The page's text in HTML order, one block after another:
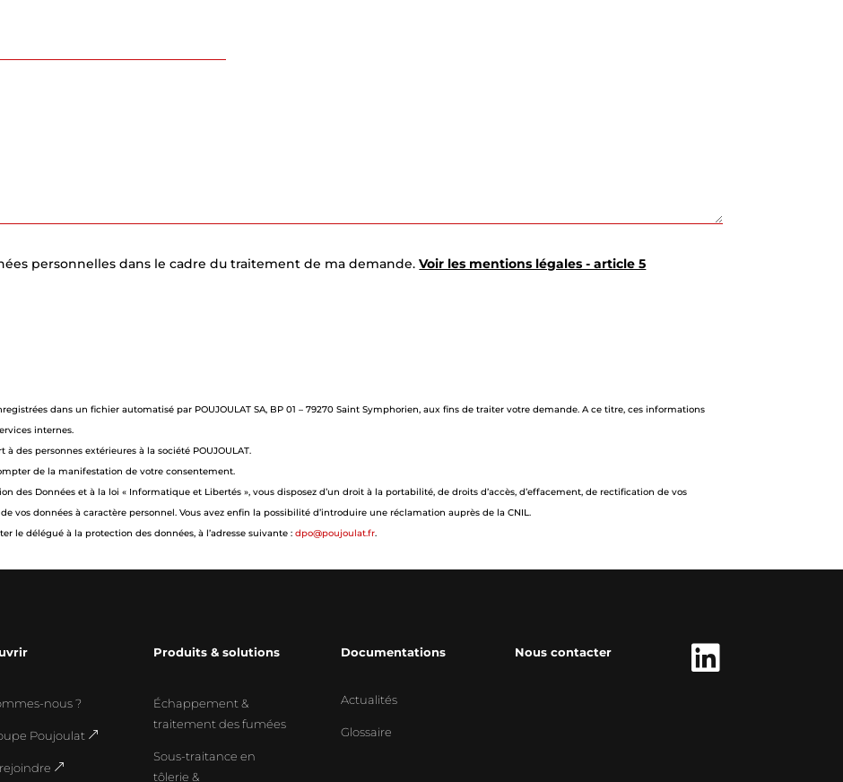
personnelles dans le cadre du traitement de ma demande.Voir les mentions légales - article 5
dans un fichier automatisé par POUJOULAT SA, BP 01 – 79270 Saint Symphorien, aux fins de traiter votre demande. A ce titre, ces informations
internes.
des personnes extérieures à la société POUJOULAT.
de la manifestation de votre consentement.
des Données et à la loi « Informatique et Libertés », vous disposez d’un droit à la portabilité, de droits d’accès, d’effacement, de rectification de vos
vos données à caractère personnel. Vous avez enfin la possibilité d’introduire une réclamation auprès de la CNIL.
le délégué à la protection des données, à l’adresse suivante :dpo@poujoulat.fr.
nous ?
Poujoulat &
&
Produits & solutions
Échappement &
traitement des fumées
Sous-traitance en
tôlerie &
Documentations
Actualités
Glossaire
Nous contacter 